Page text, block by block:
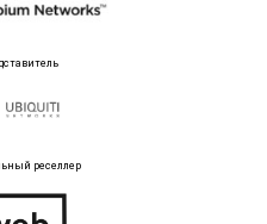
реселлер